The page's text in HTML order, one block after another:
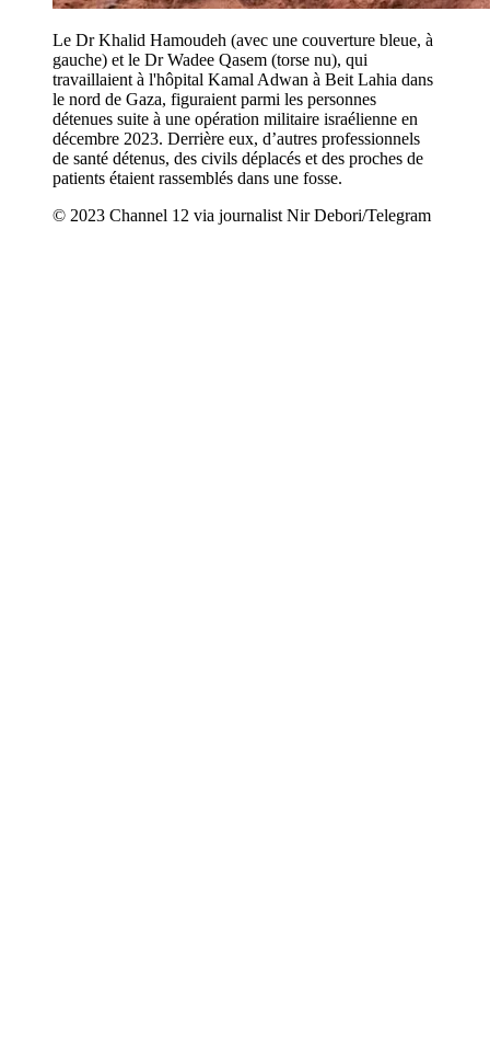
Le Dr Khalid Hamoudeh (avec une couverture bleue, à
gauche) et le Dr Wadee Qasem (torse nu), qui
travaillaient à l'hôpital Kamal Adwan à Beit Lahia dans
le nord de Gaza, figuraient parmi les personnes
détenues suite à une opération militaire israélienne en
décembre 2023. Derrière eux, d’autres professionnels
de santé détenus, des civils déplacés et des proches de
patients étaient rassemblés dans une fosse.
© 2023 Channel 12 via journalist Nir Debori/Telegram